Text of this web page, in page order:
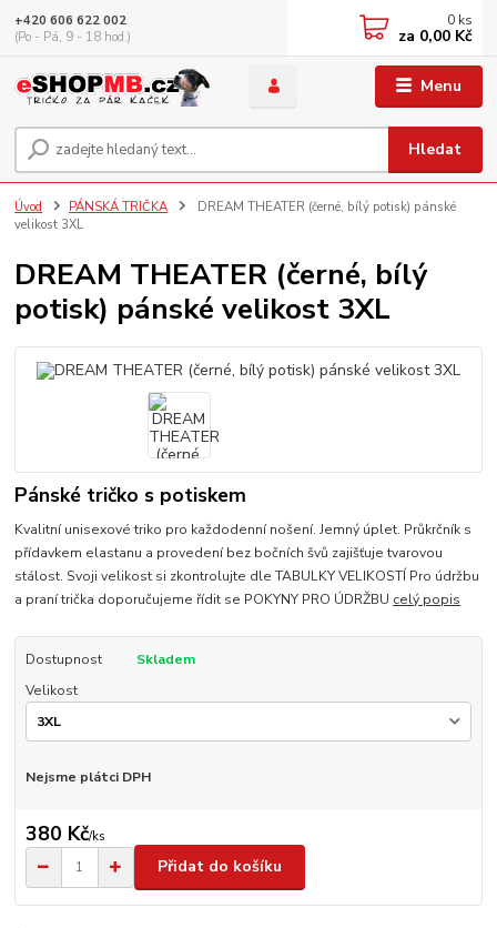
Menu
Hledat
+420 606 622 002
(Po - Pá, 9 - 18 hod.)
0 ks
za 0,00 Kč
Úvod PÁNSKÁ TRIČKA
DREAM THEATER (černé, bílý potisk) pánské
velikost 3XL
DREAM THEATER (černé, bílý
potisk) pánské velikost 3XL
Pánské tričko s potiskem
Kvalitní unisexové triko pro každodenní nošení. Jemný úplet. Průkrčník s
přídavkem elastanu a provedení bez bočních švů zajišťuje tvarovou
stálost. Svoji velikost si zkontrolujte dle TABULKY VELIKOSTÍ Pro údržbu
a praní trička doporučujeme řídit se POKYNY PRO ÚDRŽBU celý popis
Dostupnost
Skladem
Velikost
Nejsme plátci DPH
380 Kč/ks
Přidat do košíku